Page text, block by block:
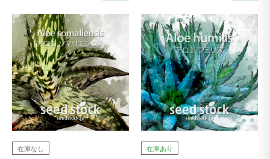
在庫なし 在庫あり